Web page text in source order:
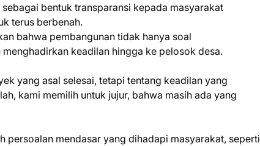
bentuk transparansi kepada masyarakat
terus berbenah.
bahwa pembangunan tidak hanya soal
keadilan hingga ke pelosok desa.
yang asal selesai, tetapi tentang keadilan yang
kami memilih untuk jujur, bahwa masih ada yang
persoalan mendasar yang dihadapi masyarakat, seperti